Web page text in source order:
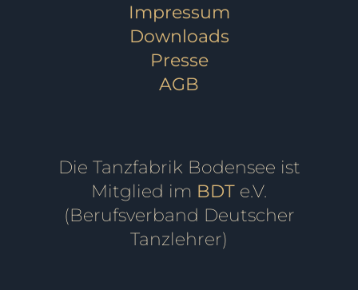
Impressum
Downloads
Presse
AGB
Die Tanzfabrik Bodensee ist
Mitglied im BDT e.V.
(Berufsverband Deutscher
Tanzlehrer)